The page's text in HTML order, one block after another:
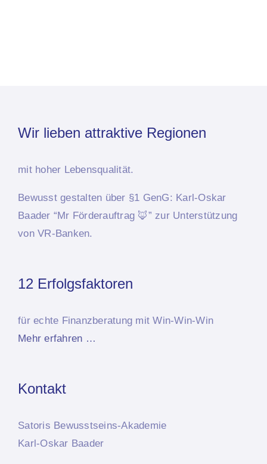
Wir lieben attraktive Regionen
mit hoher Lebensqualität.
Bewusst gestalten über §1 GenG: Karl-Oskar
Baader “Mr Förderauftrag 🦊” zur Unterstützung
von VR-Banken.
12 Erfolgsfaktoren
für echte Finanzberatung mit Win-Win-Win
Mehr erfahren …
Kontakt
Satoris Bewusstseins-Akademie
Karl-Oskar Baader